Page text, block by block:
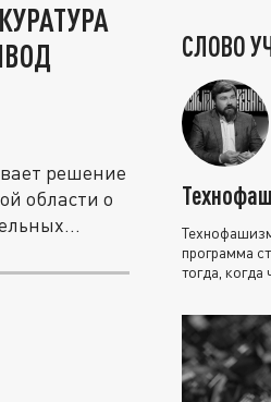
решение
области о
СЛОВО
программа
тогда, когда